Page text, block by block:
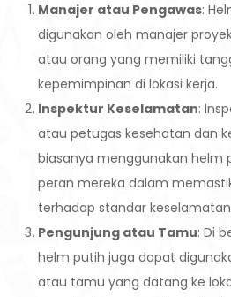
Manajer atau Pengawas:
digunakan oleh manajer
atau orang yang memiliki
kepemimpinan di lokasi kerja.
Inspektur Keselamatan:
atau petugas kesehatan dan
biasanya menggunakan helm
peran mereka dalam
terhadap standar
Pengunjung atau Tamu: Di
helm putih juga dapat
atau tamu yang datang ke